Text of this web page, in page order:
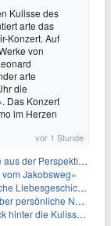
Kulisse des
arte das
Konzert. Auf
von
arte
die
Das Konzert
im Herzen
vor 1 Stunde
der Patienten
Jakobsweg»
Liebesgeschichte
Neuanfänge
ihres Freundeskreises